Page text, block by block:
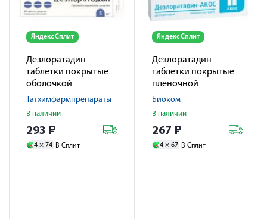
Яндекс Сплит
Дезлоратадин
таблетки покрытые
оболочкой
пленочной 5мг № 10
Татхимфармпрепараты
В наличии
293 ₽
4 × 74 В Сплит
Яндекс Сплит
Дезлоратадин
таблетки покрытые
пленочной
оболочкой 5мг №10
Биоком
В наличии
267 ₽
4 × 67 В Сплит